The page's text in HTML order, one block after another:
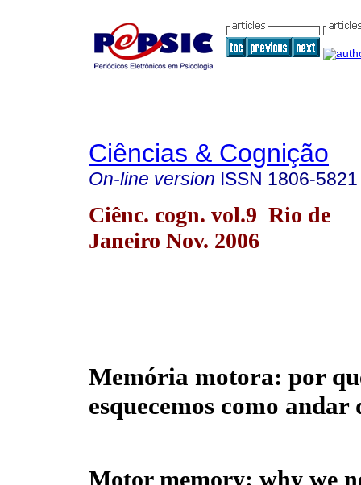
Ciências & Cognição
On-line version ISSN 1806-5821
Ciênc. cogn. vol.9 Rio de
Janeiro Nov. 2006
Memória motora: por
esquecemos como
Motor memory: why we